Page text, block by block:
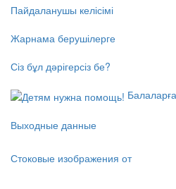
Пайдаланушы келісімі
Жарнама берушілерге
Сіз бұл дәрігерсіз бе?
Выходные данные
Стоковые изображения от